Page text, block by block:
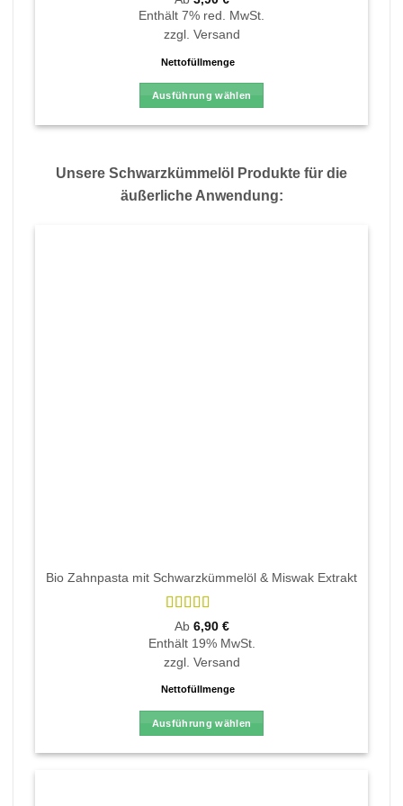
mit4.97von
Enthält 7% red. MwSt.
zzgl. Versand
Nettofüllmenge
Ausführung wählen
mehrere
Varianten
Unsere Schwarzkümmelöl Produkte für die
äußerliche Anwendung:
Bio Zahnpasta mit Schwarzkümmelöl & Miswak Extrakt
Bewertet
mit4.65
von 5
Ab 6,90 €
Enthält 19% MwSt.
zzgl. Versand
Nettofüllmenge
Ausführung wählen